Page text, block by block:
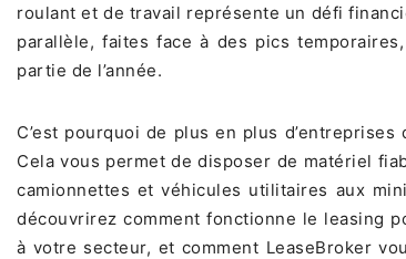
roulant et de travail représente un défi
parallèle, faites face à des pics
partie de l’année.
C’est pourquoi de plus en plus
Cela vous permet de disposer de matériel
camionnettes et véhicules utilitaires aux
découvrirez comment fonctionne le leasing
à votre secteur, et comment LeaseBroker